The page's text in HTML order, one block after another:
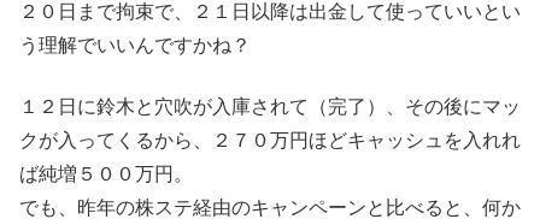
２０日まで拘束で、２１日以降は出金して使っていいとい
う理解でいいんですかね？
１２日に鈴木と穴吹が入庫されて（完了）、その後にマッ
クが入ってくるから、２７０万円ほどキャッシュを入れれ
ば純増５００万円。
でも、昨年の株ステ経由のキャンペーンと比べると、何か